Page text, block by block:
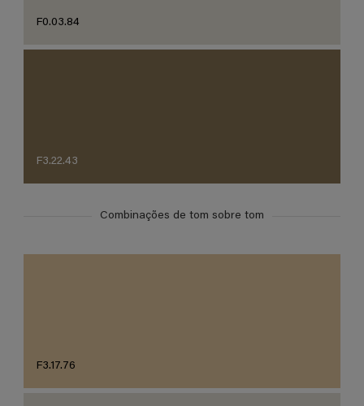
F0.03.84
F3.22.43
Combinações de tom sobre tom
F3.17.76